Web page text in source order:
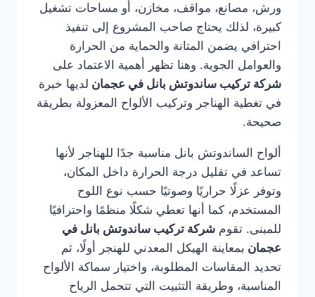
ورش، مصانع، مواقف، مخازن، أو مساحات تشغيل
كبيرة، لذلك يحتاج صاحب المشروع إلى تنفيذ
احترافي يضمن المتانة والحماية من الحرارة
والعوامل الجوية. وهنا تظهر أهمية الاعتماد على
شركة تركيب ساندوتش بانل في عجمان لديها خبرة
في تغطية الهناجر وتركيب الألواح المعزولة بطريقة
صحيحة.
ألواح الساندوتش بانل مناسبة جدًا للهناجر لأنها
تساعد في تقليل درجة الحرارة داخل المكان،
وتوفر عزلًا حراريًا وصوتيًا حسب نوع اللوح
المستخدم، كما أنها تعطي شكلًا منظمًا واحترافيًا
للمبنى. تقوم شركة تركيب ساندوتش بانل في
عجمان بمعاينة الهيكل المعدني للهنجر أولًا، ثم
تحديد المقاسات المطلوبة، واختيار سماكة الألواح
المناسبة، وطريقة التثبيت التي تتحمل الرياح